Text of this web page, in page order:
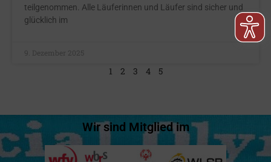
teilgenommen. Alle Läuferinnen und Läufer sind sicher und
glücklich im
9. Dezember 2025
1 2 3 4 5
Wir sind Mitglied im